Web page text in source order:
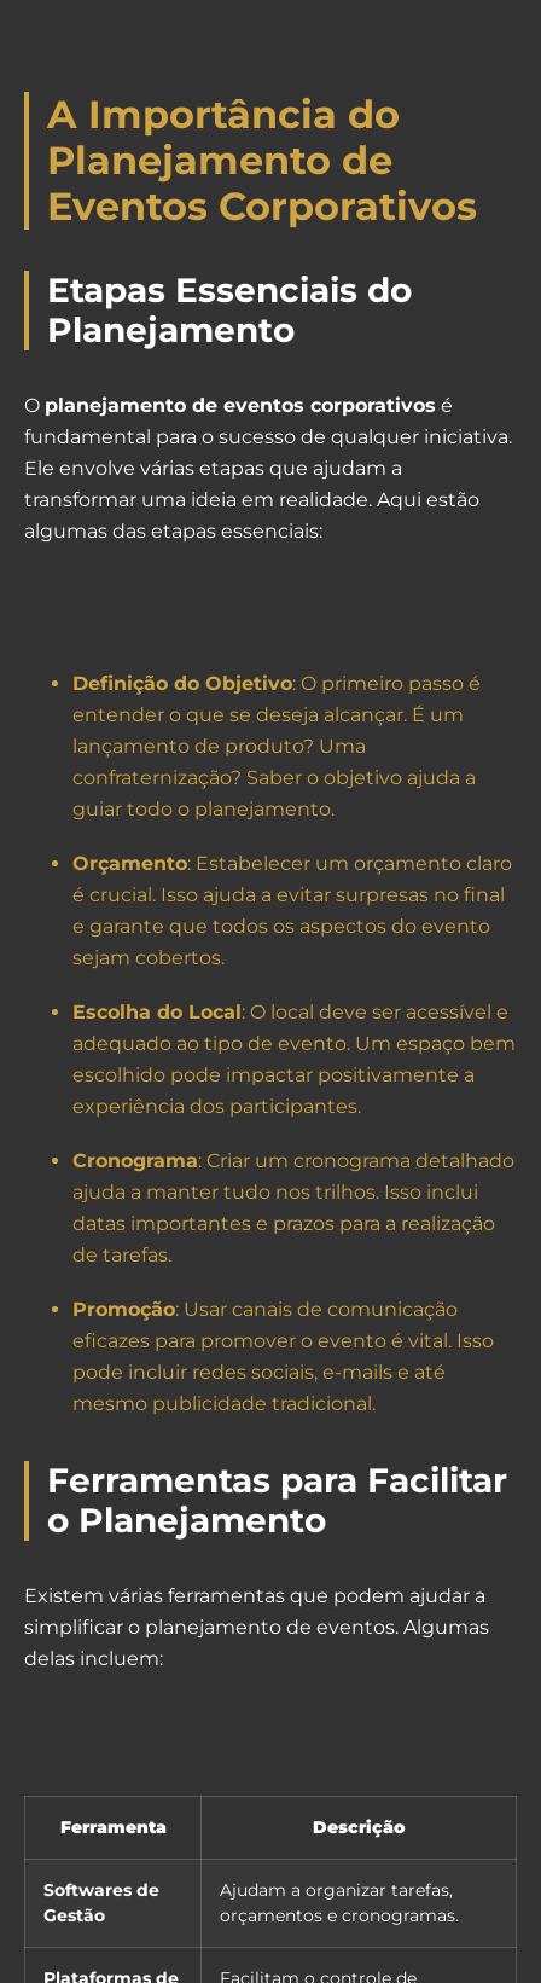
A Importância do
Planejamento de
Eventos Corporativos
Etapas Essenciais do
Planejamento
O planejamento de eventos corporativos é
fundamental para o sucesso de qualquer iniciativa.
Ele envolve várias etapas que ajudam a
transformar uma ideia em realidade. Aqui estão
algumas das etapas essenciais:
Definição do Objetivo: O primeiro passo é
entender o que se deseja alcançar. É um
lançamento de produto? Uma
confraternização? Saber o objetivo ajuda a
guiar todo o planejamento.
Orçamento: Estabelecer um orçamento claro
é crucial. Isso ajuda a evitar surpresas no final
e garante que todos os aspectos do evento
sejam cobertos.
Escolha do Local : O local deve ser acessível e
adequado ao tipo de evento. Um espaço bem
escolhido pode impactar positivamente a
experiência dos participantes.
Cronograma: Criar um cronograma detalhado
ajuda a manter tudo nos trilhos. Isso inclui
datas importantes e prazos para a realização
de tarefas.
Promoção: Usar canais de comunicação
eficazes para promover o evento é vital. Isso
pode incluir redes sociais, e-mails e até
mesmo publicidade tradicional.
Ferramentas para Facilitar
o Planejamento
Existem várias ferramentas que podem ajudar a
simplificar o planejamento de eventos. Algumas
delas incluem:
Ferramenta Descrição
Softwares de
Gestão
Ajudam a organizar tarefas,
orçamentos e cronogramas.
Plataformas de Facilitam o controle de